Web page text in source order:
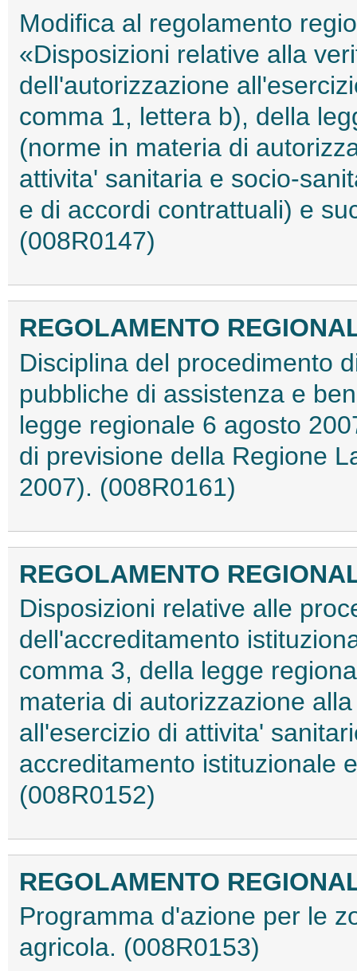
Modifica al regolamento
«Disposizioni relative alla
dell'autorizzazione
comma 1, lettera b), della
(norme in materia di
attivita' sanitaria e socio-
e di accordi contrattuali) e
(008R0147)
REGOLAMENTO
Disciplina del procedimento
pubbliche di assistenza e
legge regionale 6 agosto
di previsione della Regione
2007). (008R0161)
REGOLAMENTO
Disposizioni relative alle
dell'accreditamento
comma 3, della legge
materia di autorizzazione
all'esercizio di attivita'
accreditamento istituzionale
(008R0152)
REGOLAMENTO
Programma d'azione per le
agricola. (008R0153)